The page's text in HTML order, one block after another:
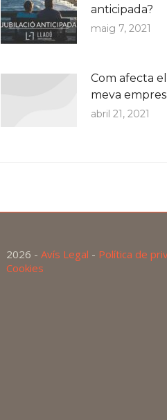
anticipada?
maig 7, 2021
Com afecta
meva
abril 21, 2021
2026 -Avís Legal - Política de
Cookies